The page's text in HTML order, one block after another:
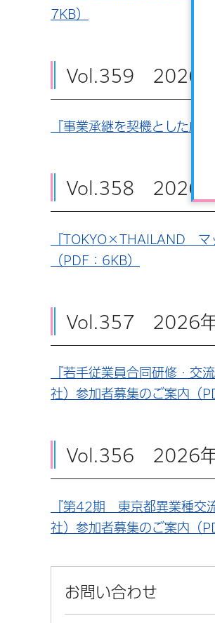
7KB）
Vol.359 2026年
『事業承継を契機とした成
Vol.358 2026年
『TOKYO×THAILAND マ
（PDF：6KB）
Vol.357 2026
『若手従業員合同研修・交
社）参加者募集のご案内（
Vol.356 2026
『第42期 東京都異業種交
社）参加者募集のご案内（
お問い合わせ